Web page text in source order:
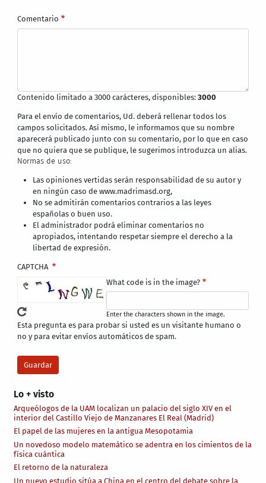
Lo + visto
Arqueólogos de la UAM localizan un palacio del siglo XIV en el
interior del Castillo Viejo de Manzanares El Real (Madrid)
El papel de las mujeres en la antigua Mesopotamia
Un novedoso modelo matemático se adentra en los cimientos de la
física cuántica
El retorno de la naturaleza
Un nuevo estudio sitúa a China en el centro del debate sobre la
Comentario
Contenido limitado a 3000 carácteres, disponibles:3000
Para el envío de comentarios, Ud. deberá rellenar todos los
campos solicitados. Así mismo, le informamos que su nombre
aparecerá publicado junto con su comentario, por lo que en caso
que no quiera que se publique, le sugerimos introduzca un alias.
Normas de uso:
Las opiniones vertidas serán responsabilidad de su autor y
en ningún caso de www.madrimasd.org,
No se admitirán comentarios contrarios a las leyes
españolas o buen uso.
El administrador podrá eliminar comentarios no
apropiados, intentando respetar siempre el derecho a la
libertad de expresión.
CAPTCHA
What code is in the image?
Enter the characters shown in the image.
Esta pregunta es para probar si usted es un visitante humano o
no y para evitar envíos automáticos de spam.